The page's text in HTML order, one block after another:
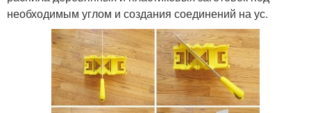
необходимым углом и создания соединений на ус.